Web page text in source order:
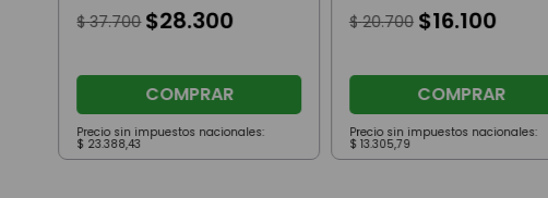
$ 37.700 $28.300
COMPRAR
Precio sin impuestos nacionales:
$ 23.388,43
$ 20.700 $16.100
COMPRAR
Precio sin impuestos nacionales:
$ 13.305,79